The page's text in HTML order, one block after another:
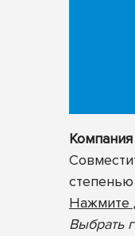
Нажмите
Выбрать